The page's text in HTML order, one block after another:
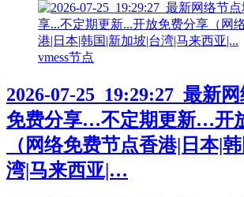
vmess节点
2026-07-25_19:29:27_最新
免费分享…不定期更新…开
（网络免费节点香港|日本|
湾|马来西亚|…